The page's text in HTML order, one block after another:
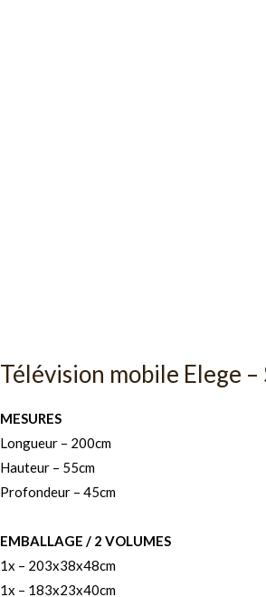
Télévision mobile Elege –
MESURES
Longueur – 200cm
Hauteur – 55cm
Profondeur – 45cm
EMBALLAGE / 2 VOLUMES
1x – 203x38x48cm
1x – 183x23x40cm